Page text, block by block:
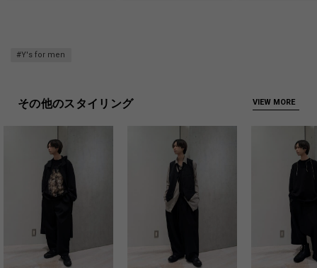
#Y's for men
その他のスタイリング VIEW MORE